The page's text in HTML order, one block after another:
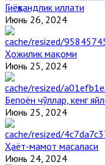
Гиёҳвандлик иллати
Июнь 26, 2024
Ҳожилик мақоми
Июнь 25, 2024
Бепоён чўллар, кенг
Июнь 25, 2024
Ҳаёт-мамот масаласи
Июнь 24, 2024